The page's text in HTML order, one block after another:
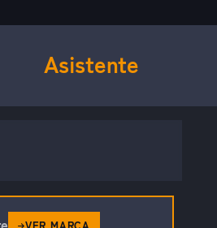
Asistente